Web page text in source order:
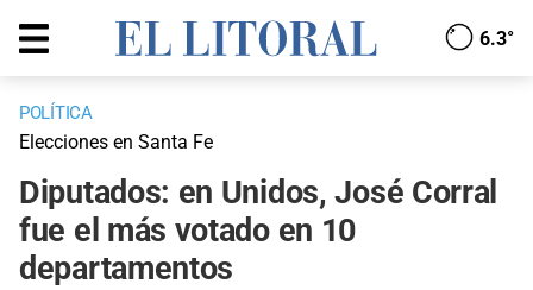
6.3°
POLÍTICA
Elecciones en Santa Fe
Diputados: en Unidos, José Corral
fue el más votado en 10
departamentos